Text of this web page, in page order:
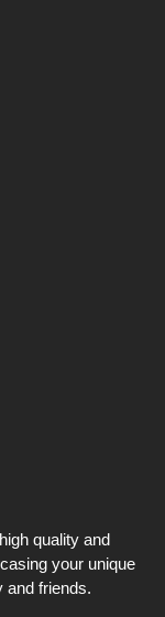
quality and
your unique
and friends.